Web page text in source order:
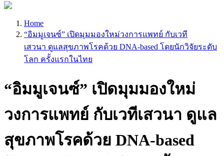
Home
“อิมมูเจนซ์” เปิดมุมมองใหม่วงการแพทย์ กับเวที
เสวนา ดูแลสุขภาพโรคด้วย DNA-based โดยนักวิจัยระดับ
โลก ครั้งแรกในไทย
“อิมมูเจนซ์” เปิดมุมมองใหม่
วงการแพทย์ กับเวทีเสวนา ดูแล
สุขภาพโรคด้วย DNA-based